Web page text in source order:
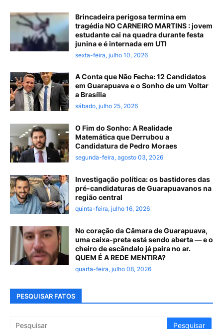
Brincadeira perigosa termina em
tragédia NO CARNEIRO MARTINS : jovem
estudante cai na quadra durante festa
junina e é internada em UTI
sexta-feira, julho 10, 2026
A Conta que Não Fecha: 12 Candidatos
em Guarapuava e o Sonho de um Voltar
a Brasília
sábado, julho 25, 2026
O Fim do Sonho: A Realidade
Matemática que Derrubou a
Candidatura de Pedro Moraes
segunda-feira, agosto 03, 2026
Investigação política: os bastidores das
pré-candidaturas de Guarapuavanos na
região central
quinta-feira, julho 16, 2026
No coração da Câmara de Guarapuava,
uma caixa-preta está sendo aberta — e o
cheiro de escândalo já paira no ar.
QUEM É A REDE MENTIRA?
quarta-feira, julho 08, 2026
PESQUISAR FATOS